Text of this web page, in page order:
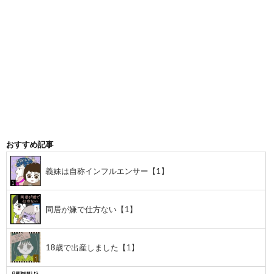
おすすめ記事
義妹は自称インフルエンサー【1】
同居が嫌で仕方ない【1】
18歳で出産しました【1】